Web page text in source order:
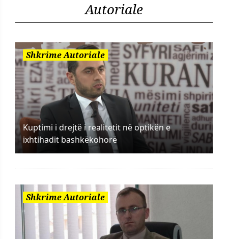
Autoriale
Shkrime Autoriale
Kuptimi i drejtë i realitetit në optikën e
ixhtihadit bashkëkohorë
Shkrime Autoriale